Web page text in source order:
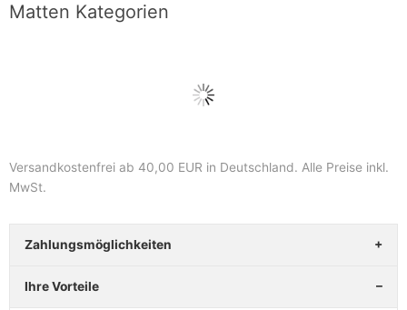
Matten Kategorien
Versandkostenfrei ab 40,00 EUR in Deutschland. Alle Preise inkl.
MwSt.
Zahlungsmöglichkeiten
Ihre Vorteile